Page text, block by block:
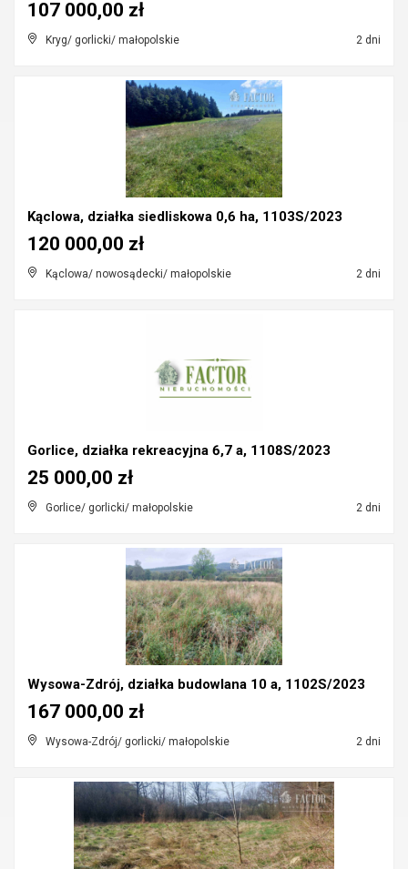
Kryg/ gorlicki/ małopolskie 2 dni
107 000,00 zł
Kąclowa, działka siedliskowa 0,6 ha, 1103S/2023
Kąclowa/ nowosądecki/ małopolskie 2 dni
120 000,00 zł
Gorlice, działka rekreacyjna 6,7 a, 1108S/2023
Gorlice/ gorlicki/ małopolskie 2 dni
25 000,00 zł
Wysowa-Zdrój, działka budowlana 10 a, 1102S/2023
Wysowa-Zdrój/ gorlicki/ małopolskie 2 dni
167 000,00 zł